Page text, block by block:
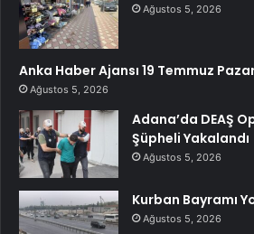
Ağustos 5, 2026
Anka Haber Ajansı 19 Temmuz
Ağustos 5, 2026
Adana’da DEAŞ
Şüpheli Yakalandı
Ağustos 5, 2026
Kurban Bayramı
Ağustos 5, 2026